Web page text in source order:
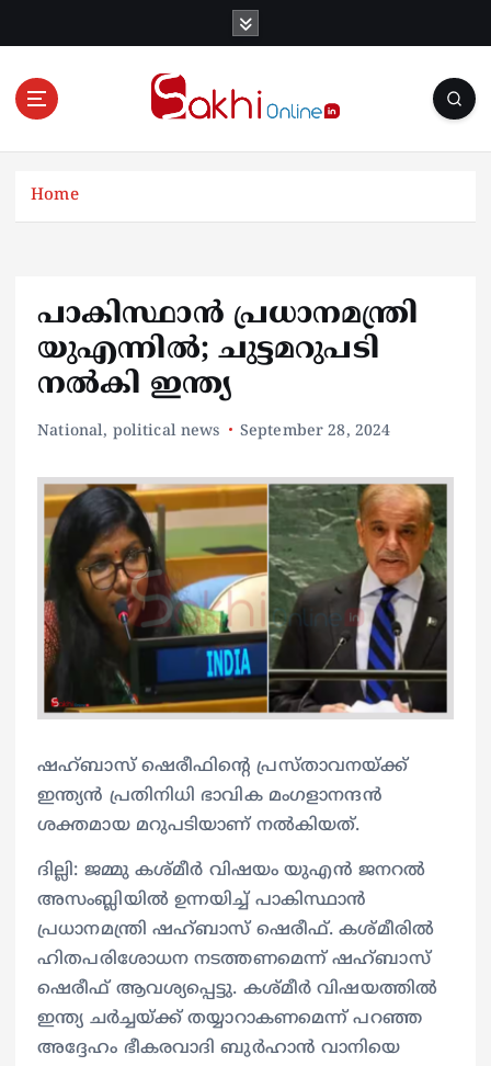
Online News Portal
Home
പാകിസ്ഥാൻ പ്രധാനമന്ത്രി
യുഎന്നിൽ; ചുട്ടമറുപടി
നൽകി ഇന്ത്യ
National, political news September 28, 2024
ഷഹ്ബാസ് ഷെരീഫിന്റെ പ്രസ്താവനയ്ക്ക്
ഇന്ത്യൻ പ്രതിനിധി ഭാവിക മംഗളാനന്ദൻ
ശക്തമായ മറുപടിയാണ് നൽകിയത്.
ദില്ലി: ജമ്മു കശ്മീർ വിഷയം യുഎൻ ജനറൽ
അസംബ്ലിയിൽ ഉന്നയിച്ച് പാകിസ്ഥാൻ
പ്രധാനമന്ത്രി ഷഹ്ബാസ് ഷെരീഫ്. കശ്മീരിൽ
ഹിതപരിശോധന നടത്തണമെന്ന് ഷഹ്ബാസ്
ഷെരീഫ് ആവശ്യപ്പെട്ടു. കശ്മീർ വിഷയത്തിൽ
ഇന്ത്യ ചർച്ചയ്ക്ക് തയ്യാറാകണമെന്ന് പറഞ്ഞ
അദ്ദേഹം ഭീകരവാദി ബുർഹാൻ വാനിയെ